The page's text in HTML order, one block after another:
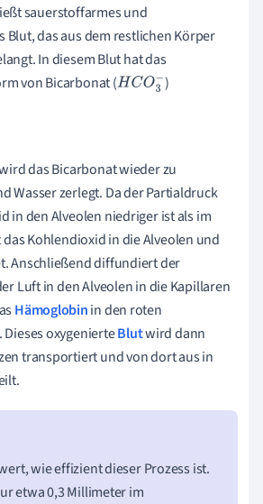
sauerstoffarmes und
das aus dem restlichen Körper
In diesem Blut hat das
von Bicarbonat (HCO3− )
das Bicarbonat wieder zu
Wasser zerlegt. Da der Partialdruck
in den Alveolen niedriger ist als im
Kohlendioxid in die Alveolen und
Anschließend diffundiert der
Luft in den Alveolen in die Kapillaren
Hämoglobinin den roten
oxygenierteBlutwird dann
transportiert und von dort aus in
wie effizient dieser Prozess ist.
etwa 0,3 Millimeter im